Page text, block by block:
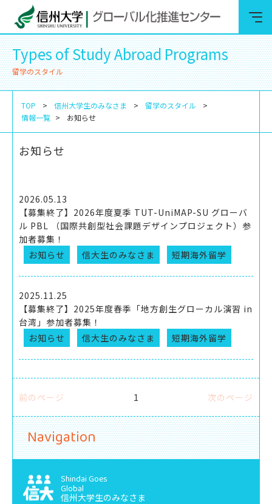
Types of Study Abroad Programs
留学のスタイル
TOP 信州大学生のみなさま
留学のスタイル
情報一覧
お知らせ
お知らせ
2026.05.13
【募集終了】2026年度夏季 TUT-UniMAP-SU グローバ
ル PBL （国際共創型社会課題デザインプロジェクト）参
加者募集！
お知らせ
信大生のみなさま 短期海外留学
2025.11.25
【募集終了】2025年度春季「地方創生グローカル演習 in
台湾」参加者募集！
お知らせ
信大生のみなさま 短期海外留学
前のページ 1 次のページ
Navigation
Shindai Goes
Global
信州大学生のみなさま